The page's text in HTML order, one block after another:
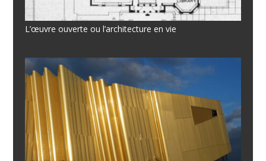
L’œuvre ouverte ou l’architecture en vie